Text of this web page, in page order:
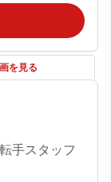
を見る
手スタッフ